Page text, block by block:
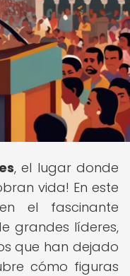
, el lugar donde
vida! En este
el fascinante
grandes líderes,
que han dejado
cómo figuras